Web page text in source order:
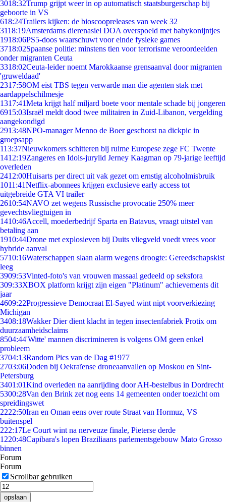
3018:32Trump grijpt weer in op automatisch staatsburgerschap bij
geboorte in VS
618:24Trailers kijken: de bioscoopreleases van week 32
3118:19Amsterdams dierenasiel DOA overspoeld met babykonijntjes
1918:06PS5-doos waarschuwt voor einde fysieke games
3718:02Spaanse politie: minstens tien voor terrorisme veroordeelden
onder migranten Ceuta
3318:02Ceuta-leider noemt Marokkaanse grensaanval door migranten
'gruweldaad'
2317:58OM eist TBS tegen verwarde man die agenten stak met
aardappelschilmesje
1317:41Meta krijgt half miljard boete voor mentale schade bij jongeren
6915:03Israël meldt dood twee militairen in Zuid-Libanon, vergelding
aangekondigd
2913:48NPO-manager Menno de Boer geschorst na dickpic in
groepsapp
113:37Nieuwkomers schitteren bij ruime Europese zege FC Twente
1412:19Zangeres en Idols-jurylid Jerney Kaagman op 79-jarige leeftijd
overleden
2412:00Huisarts per direct uit vak gezet om ernstig alcoholmisbruik
1011:41Netflix-abonnees krijgen exclusieve early access tot
uitgebreide GTA VI trailer
2610:54NAVO zet wegens Russische provocatie 250% meer
gevechtsvliegtuigen in
1410:46Accell, moederbedrijf Sparta en Batavus, vraagt uitstel van
betaling aan
1910:44Drone met explosieven bij Duits vliegveld voedt vrees voor
hybride aanval
5710:16Waterschappen slaan alarm wegens droogte: Gereedschapskist
leeg
3909:53Vinted-foto's van vrouwen massaal gedeeld op seksfora
309:33XBOX platform krijgt zijn eigen "Platinum" achievements dit
jaar
4609:22Progressieve Democraat El-Sayed wint nipt voorverkiezing
Michigan
3408:18Wakker Dier dient klacht in tegen insectenfabriek Protix om
duurzaamheidsclaims
8504:44'Witte' mannen discrimineren is volgens OM geen enkel
probleem
3704:13Random Pics van de Dag #1977
2703:06Doden bij Oekraïense droneaanvallen op Moskou en Sint-
Petersburg
3401:01Kind overleden na aanrijding door AH-bestelbus in Dordrecht
5300:28Van den Brink zet nog eens 14 gemeenten onder toezicht om
spreidingswet
2222:50Iran en Oman eens over route Straat van Hormuz, VS
buitenspel
222:17Le Court wint na nerveuze finale, Pieterse derde
1220:48Capibara's lopen Braziliaans parlementsgebouw Mato Grosso
binnen
Forum
Forum
Scrollbar gebruiken
opslaan